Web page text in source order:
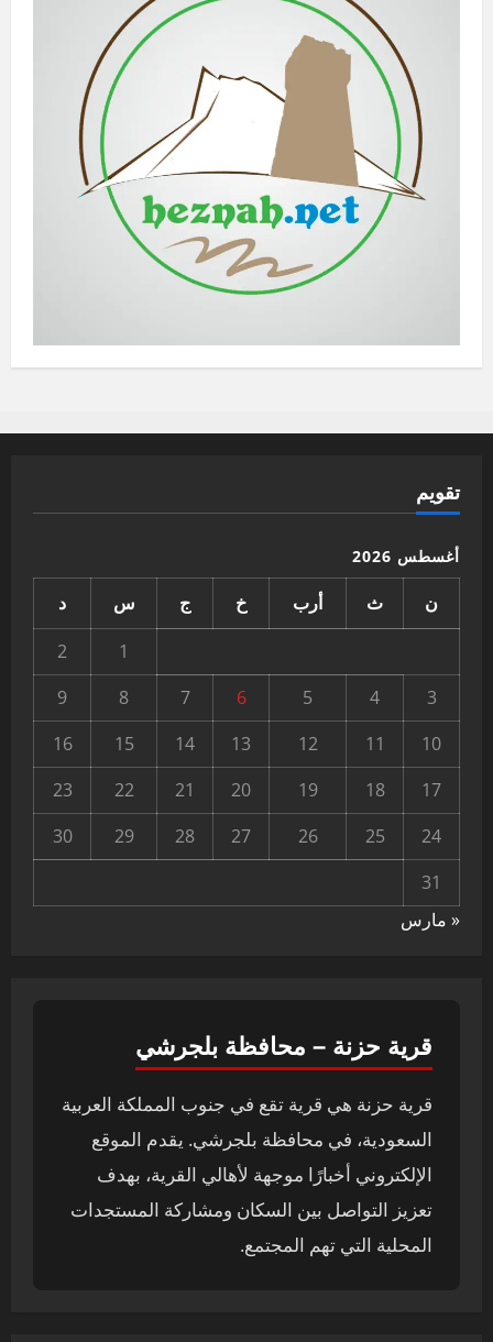
تقويم
أغسطس 2026
ن ث أرب خ ج س
د
1
2
3
4
5
6
7
8
9
10
11
12
13
14
15
16
17
18
19
20
21
22
23
24
25
26
27
28
29
30
31
« مارس
قرية حزنة – محافظة بلجرشي
قرية حزنة هي قرية تقع في جنوب المملكة العربية
السعودية، في محافظة بلجرشي. يقدم الموقع
الإلكتروني أخبارًا موجهة لأهالي القرية، بهدف
تعزيز التواصل بين السكان ومشاركة المستجدات
المحلية التي تهم المجتمع.